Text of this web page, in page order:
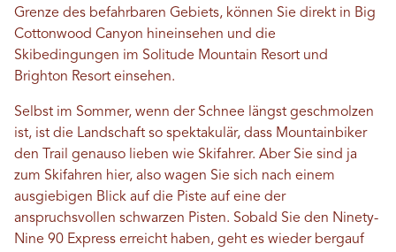
Grenze des befahrbaren Gebiets, können Sie direkt in Big
Cottonwood Canyon hineinsehen und die
Skibedingungen im Solitude Mountain Resort und
Brighton Resort einsehen.
Selbst im Sommer, wenn der Schnee längst geschmolzen
ist, ist die Landschaft so spektakulär, dass Mountainbiker
den Trail genauso lieben wie Skifahrer. Aber Sie sind ja
zum Skifahren hier, also wagen Sie sich nach einem
ausgiebigen Blick auf die Piste auf eine der
anspruchsvollen schwarzen Pisten. Sobald Sie den Ninety-
Nine 90 Express erreicht haben, geht es wieder bergauf